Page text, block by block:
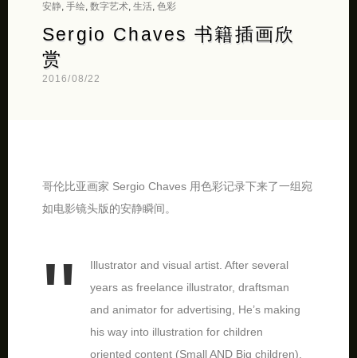
安静, 手绘, 数字艺术, 生活, 色彩
Sergio Chaves 书籍插画欣
赏
2016/08/22
哥伦比亚画家 Sergio Chaves 用色彩记录下来了一组宛
如电影镜头版的安静瞬间。
Illustrator and visual artist. After several
years as freelance illustrator, draftsman
and animator for advertising, He’s making
his way into illustration for children
oriented content (Small AND Big children).